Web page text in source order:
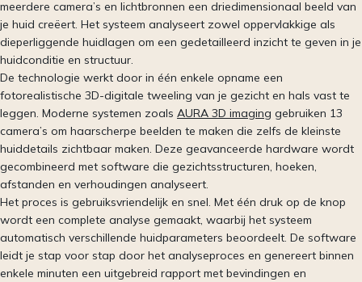
meerdere camera’s en lichtbronnen een driedimensionaal beeld van
je huid creëert. Het systeem analyseert zowel oppervlakkige als
dieperliggende huidlagen om een gedetailleerd inzicht te geven in je
huidconditie en structuur.
De technologie werkt door in één enkele opname een
fotorealistische 3D-digitale tweeling van je gezicht en hals vast te
leggen. Moderne systemen zoals AURA 3D imaging gebruiken 13
camera’s om haarscherpe beelden te maken die zelfs de kleinste
huiddetails zichtbaar maken. Deze geavanceerde hardware wordt
gecombineerd met software die gezichtsstructuren, hoeken,
afstanden en verhoudingen analyseert.
Het proces is gebruiksvriendelijk en snel. Met één druk op de knop
wordt een complete analyse gemaakt, waarbij het systeem
automatisch verschillende huidparameters beoordeelt. De software
leidt je stap voor stap door het analyseproces en genereert binnen
enkele minuten een uitgebreid rapport met bevindingen en